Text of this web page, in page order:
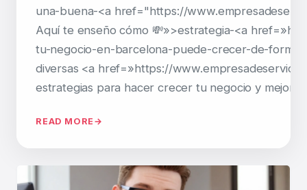
una-buena-<a href="https://
Aquí te enseño cómo 💸»>estrategia-<a
tu-negocio-en-barcelona-puede-crecer-de-forma-
diversas <a href=»https://
estrategias para hacer crecer tu negocio y
READ MORE